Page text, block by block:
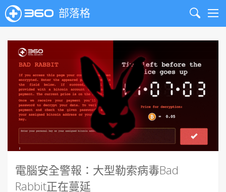
部落格
Search
電腦安全警報：大型勒索病毒Bad
Rabbit正在蔓延